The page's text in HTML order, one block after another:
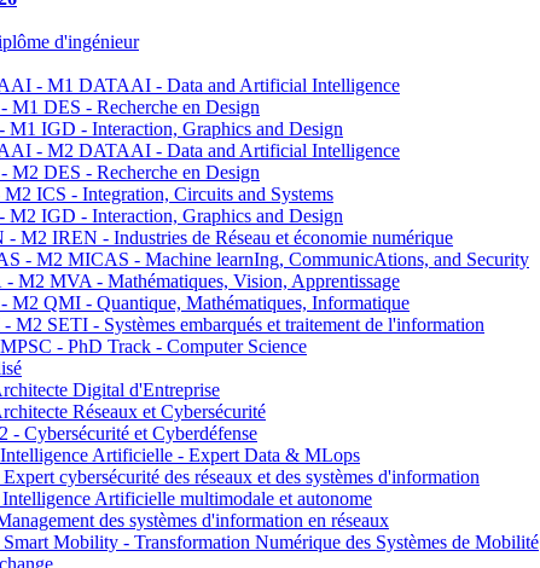
d'ingénieur
- M1 DATAAI - Data and Artificial Intelligence
M1 DES - Recherche en Design
M1 IGD - Interaction, Graphics and Design
- M2 DATAAI - Data and Artificial Intelligence
M2 DES - Recherche en Design
ICS - Integration, Circuits and Systems
M2 IGD - Interaction, Graphics and Design
M2 IREN - Industries de Réseau et économie numérique
- M2 MICAS - Machine learnIng, CommunicAtions, and Security
M2 MVA - Mathématiques, Vision, Apprentissage
M2 QMI - Quantique, Mathématiques, Informatique
M2 SETI - Systèmes embarqués et traitement de l'information
- PhD Track - Computer Science
Digital d'Entreprise
Réseaux et Cybersécurité
- Cybersécurité et Cyberdéfense
Artificielle - Expert Data & MLops
cybersécurité des réseaux et des systèmes d'information
Artificielle multimodale et autonome
des systèmes d'information en réseaux
Mobility - Transformation Numérique des Systèmes de Mobilité